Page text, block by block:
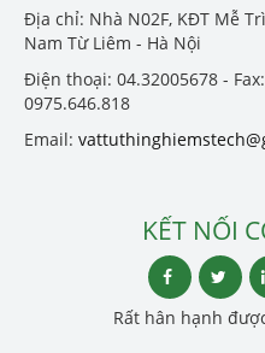
Địa chỉ: Nhà N02F, KĐT Mễ
Nam Từ Liêm - Hà Nội
Điện thoại: 04.32005678 -
0975.646.818
Email:
KẾT NỐI
Rất hân hạnh